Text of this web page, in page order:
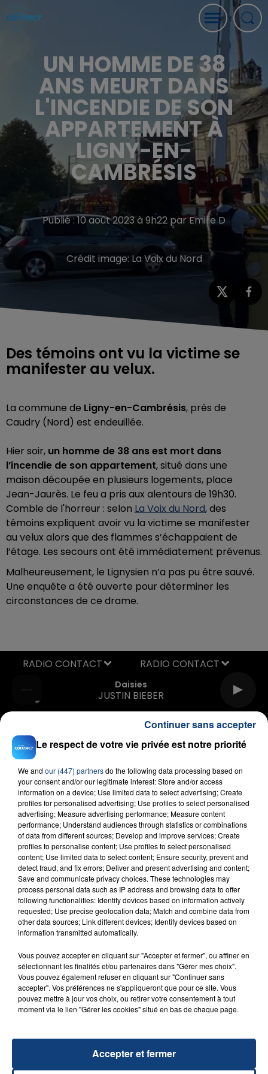
UN HOMME DE 38
ANS MEURT DANS
L'INCENDIE DE SON
APPARTEMENT À
LIGNY-EN-
CAMBRÉSIS
Publié : 10 août 2023 à 9h22 par Emilie D
Crédit image: La Voix du Nord
Des témoins ont vu la victime se
manifester au velux.
La commune de Ligny-en-Cambrésis, près de
Caudry (Nord) est endeuillée.
Hier soir, un homme de 38 ans est mort dans
l’incendie de son appartement, situé dans une
maison découpée en plusieurs logements, place
Jean-Jaurès. Le feu a pris aux alentours de 19h30.
Comble de l'horreur : selon La Voix du Nord, des
témoins expliquent avoir vu la victime se manifester
au velux alors que des flammes s’échappaient de
l’étage. Les secours ont été immédiatement prévenus.
Malheureusement, le Lignysien n’a pas pu être sauvé.
Une enquête a été ouverte pour déterminer les
circonstances de ce drame.
Daisies
JUSTIN BIEBER
RADIO CONTACT
FIL D'ACTU
23 juillet 2026
INCENDIE MORTEL À LENS : UNE FEMME ET
Un homme s'est immolé par le feu après avoir
aspergé sa compagne et leur bébé de trois mois
d'un liquide inflammable.
Le respect de votre vie privée est notre priorité
We and our (447) partnersdo the following data processing based on
your consent and/or our legitimate interest: Store and/or access
information on a device; Use limited data to select advertising; Create
profiles for personalised advertising; Use profiles to select personalised
advertising; Measure advertising performance; Measure content
performance; Understand audiences through statistics or combinations
of data from different sources; Develop and improve services; Create
profiles to personalise content; Use profiles to select personalised
content; Use limited data to select content; Ensure security, prevent and
detect fraud, and fix errors; Deliver and present advertising and content;
Save and communicate privacy choices. These technologies may
process personal data such as IP address and browsing data to offer
following functionalities: Identify devices based on information actively
requested; Use precise geolocation data; Match and combine data from
other data sources; Link different devices; Identify devices based on
information transmitted automatically.
Vous pouvez accepter en cliquant sur "Accepter et fermer", ou affiner en
sélectionnant les finalités et/ou partenaires dans "Gérer mes choix".
Vous pouvez également refuser en cliquant sur "Continuer sans
accepter". Vos préférences ne s'appliqueront que pour ce site. Vous
pouvez mettre à jour vos choix, ou retirer votre consentement à tout
moment via le lien "Gérer les cookies" situé en bas de chaque page.
Accepter et fermer
Continuer sans accepter